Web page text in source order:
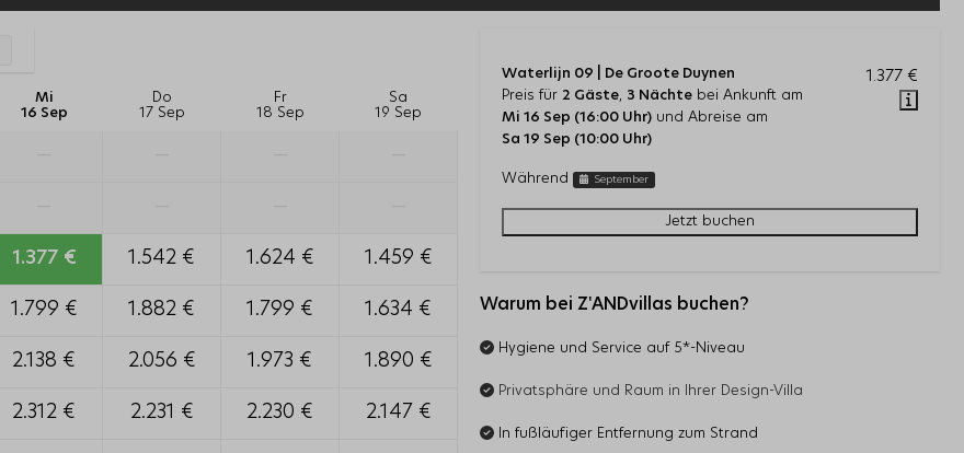
Mi
16 Sep
Do
17 Sep
Fr
18 Sep
Sa
19 Sep
1.377 € 1.542 € 1.624 € 1.459 €
1.799 € 1.882 € 1.799 € 1.634 €
2.138 € 2.056 € 1.973 € 1.890 €
2.312 € 2.231 € 2.230 € 2.147 €
1.377 €
Waterlijn 09 | De Groote Duynen
Preis für 2 Gäste, 3 Nächte bei Ankunft am
Mi 16 Sep (16:00 Uhr) und Abreise am
Sa 19 Sep (10:00 Uhr)
Während September
Jetzt buchen
Warum bei Z'ANDvillas buchen?
Hygiene und Service auf 5*-Niveau
Privatsphäre und Raum in Ihrer Design-Villa
In fußläufiger Entfernung zum Strand